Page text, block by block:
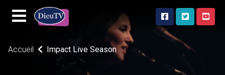
Accueil Impact Live Season